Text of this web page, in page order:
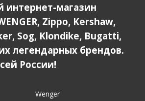
магазин
Zippo, Kershaw,
Sog, Klondike, Bugatti,
легендарных брендов.
России!
Wenger